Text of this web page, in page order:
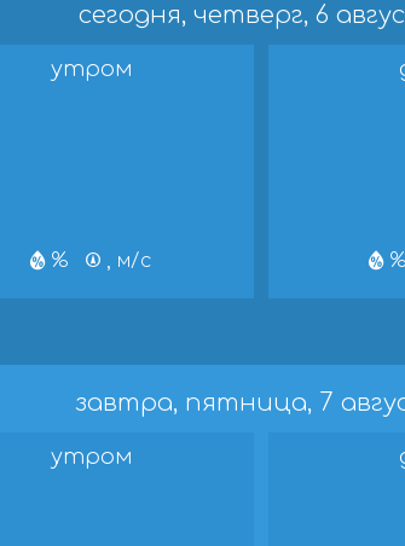
сегодня, четверг, 6
утром
% , м/с %
завтра, пятница, 7
утром